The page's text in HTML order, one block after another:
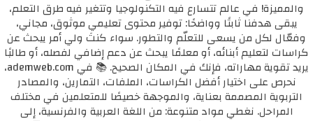
والمميزة! في عالم تتسارع فيه التكنولوجيا وتتغير فيه طرق التعلم،
يبقى هدفنا ثابتًا وواضحًا: توفير محتوى تعليمي موثوق، مجاني،
وفعّال لكل من يسعى للتعلّم والتطور. سواء كنتَ ولي أمر يبحث عن
كراسات لتعليم أبنائه، أو معلمًا يبحث عن دعم إضافي لفصله، أو طالبًا
يريد تقوية مهاراته، فإنك في المكان الصحيح. 📚 في ademweb.com،
نحرص على اختيار أفضل الكراسات، الملفات، التمارين، والمصادر
التربوية المصممة بعناية، والموجهة خصيصًا للمتعلمين في مختلف
المراحل. نغطي مواد متنوعة: من اللغة العربية والفرنسية، إلى